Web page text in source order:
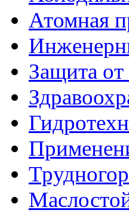
Атомная
Защита от